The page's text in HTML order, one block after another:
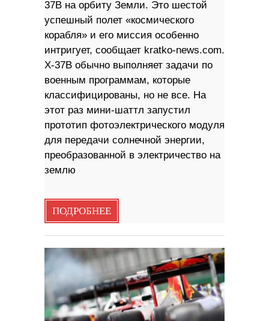
37B на орбиту Земли. Это шестой
успешный полет «космического
корабля» и его миссия особенно
интригует, сообщает kratko-news.com.
X-37B обычно выполняет задачи по
военным программам, которые
классифицированы, но не все. На
этот раз мини-шаттл запустил
прототип фотоэлектрического модуля
для передачи солнечной энергии,
преобразованной в электричество на
землю
ПОДРОБНЕЕ